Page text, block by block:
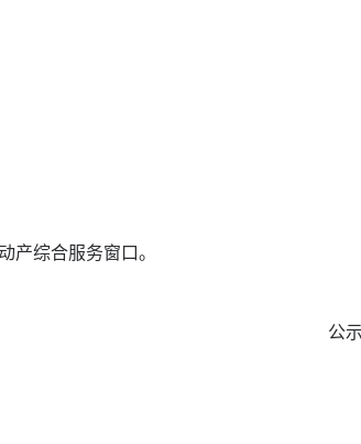
综合服务窗口。
公示